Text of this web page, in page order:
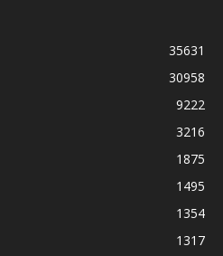
35631
30958
9222
3216
1875
1495
1354
1317